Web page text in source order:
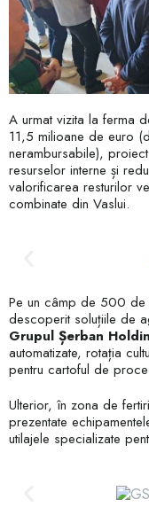
A urmat vizita la ferma
11,5 milioane de euro
nerambursabile),
resurselor interne și
valorificarea resturilor
combinate din Vaslui.
Pe un câmp de 500 de
descoperit soluțiile de
Grupul Șerban
automatizate, rotația
pentru cartoful de
Ulterior, în zona de
prezentate
utilajele specializate